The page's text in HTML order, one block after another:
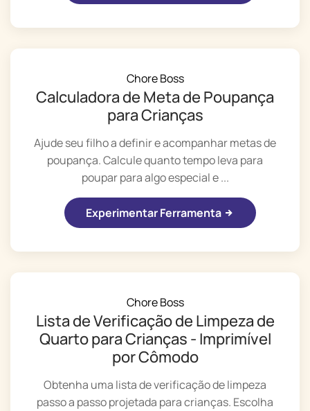
Chore Boss
Calculadora de Meta de Poupança
para Crianças
Ajude seu filho a definir e acompanhar metas de
poupança. Calcule quanto tempo leva para
poupar para algo especial e ...
Experimentar Ferramenta
Chore Boss
Lista de Verificação de Limpeza de
Quarto para Crianças - Imprimível
por Cômodo
Obtenha uma lista de verificação de limpeza
passo a passo projetada para crianças. Escolha